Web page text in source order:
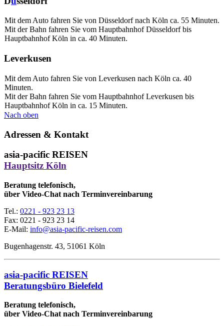
Mit dem Auto fahren Sie von Düsseldorf nach Köln ca. 55 Minuten.
Mit der Bahn fahren Sie vom Hauptbahnhof Düsseldorf bis
Hauptbahnhof Köln in ca. 40 Minuten.
Leverkusen
Mit dem Auto fahren Sie von Leverkusen nach Köln ca. 40
Minuten.
Mit der Bahn fahren Sie vom Hauptbahnhof Leverkusen bis
Hauptbahnhof Köln in ca. 15 Minuten.
Nach oben
Adressen & Kontakt
asia-pacific REISEN
Hauptsitz Köln
Beratung telefonisch,
über Video-Chat nach Terminvereinbarung
Tel.: 0221 - 923 23 13
Fax: 0221 - 923 23 14
E-Mail: info@asia-pacific-reisen.com
Bugenhagenstr. 43, 51061 Köln
asia-pacific REISEN
Beratungsbüro Bielefeld
Beratung telefonisch,
über Video-Chat nach Terminvereinbarung